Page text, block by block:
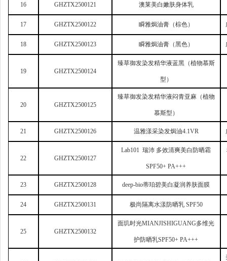
16 GHZTX2500121 澳莱美白嫩肤身体乳
17 GHZTX2500122 瞬雅焗油膏（棕色）
18 GHZTX2500123 瞬雅焗油膏（黑色）
19 GHZTX2500124
臻草御发染发精华液蓝黑（植物慕斯
型）
20 GHZTX2500125
臻草御发染发精华液闷青亚麻（植物
慕斯型）
21 GHZTX2500126 温雅漾采染发焗油4.1VR
22 GHZTX2500127
Lab101瑞沛 多效清爽美白防晒霜
SPF50+ PA+++
23 GHZTX2500128 deep-bio蒂珀碧美白凝润养肤面膜
24 GHZTX2500131 极尚隔离水漾防晒乳 SPF50
25 GHZTX2500132
面玑时光MIANJISHIGUANG多维光
护防晒乳SPF50+ PA+++